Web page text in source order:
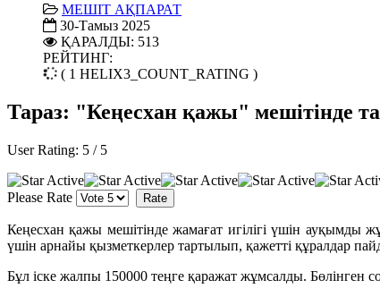
МЕШІТ АҚПАРАТ
30-Тамыз 2025
ҚАРАЛДЫ: 513
РЕЙТИНГ:
( 1 HELIX3_COUNT_RATING )
Тараз: "Кеңесхан қажы" мешітінде
User Rating: 5 / 5
Please Rate
Кеңесхан қажы мешітінде жамағат игілігі үшін ауқымды
үшін арнайы қызметкерлер тартылып, қажетті құралдар
Бұл іске жалпы 150000 теңге қаражат жұмсалды. Бөлінген